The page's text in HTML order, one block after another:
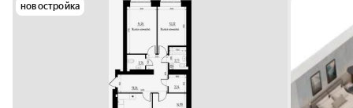
новостройка